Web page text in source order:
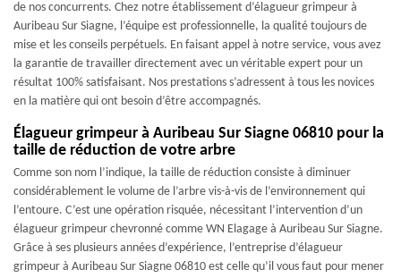
de nos concurrents. Chez notre établissement d’élagueur grimpeur à
Auribeau Sur Siagne, l’équipe est professionnelle, la qualité toujours de
mise et les conseils perpétuels. En faisant appel à notre service, vous avez
la garantie de travailler directement avec un véritable expert pour un
résultat 100% satisfaisant. Nos prestations s’adressent à tous les novices
en la matière qui ont besoin d’être accompagnés.
Élagueur grimpeur à Auribeau Sur Siagne 06810 pour la
taille de réduction de votre arbre
Comme son nom l’indique, la taille de réduction consiste à diminuer
considérablement le volume de l’arbre vis-à-vis de l’environnement qui
l’entoure. C’est une opération risquée, nécessitant l’intervention d’un
élagueur grimpeur chevronné comme WN Elagage à Auribeau Sur Siagne.
Grâce à ses plusieurs années d’expérience, l’entreprise d’élagueur
grimpeur à Auribeau Sur Siagne 06810 est celle qu’il vous faut pour mener